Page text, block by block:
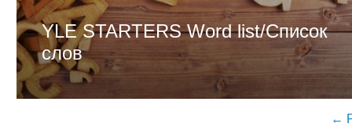
YLE STARTERS Word list/Список
слов
←